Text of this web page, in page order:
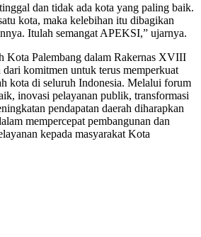
dan tidak ada kota yang paling baik.
kota, maka kelebihan itu dibagikan
Itulah semangat APEKSI,” ujarnya.
Kota Palembang dalam Rakernas XVIII
komitmen untuk terus memperkuat
kota di seluruh Indonesia. Melalui forum
inovasi pelayanan publik, transformasi
pendapatan daerah diharapkan
mempercepat pembangunan dan
kepada masyarakat Kota